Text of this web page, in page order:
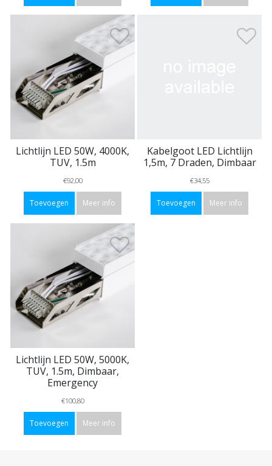
Lichtlijn LED 50W, 4000K,
TUV, 1.5m
€92,00
Toevoegen Meer info
Kabelgoot LED Lichtlijn
1,5m, 7 Draden, Dimbaar
€34,55
Toevoegen Meer info
Lichtlijn LED 50W, 5000K,
TUV, 1.5m, Dimbaar,
Emergency
€100,80
Toevoegen Meer info